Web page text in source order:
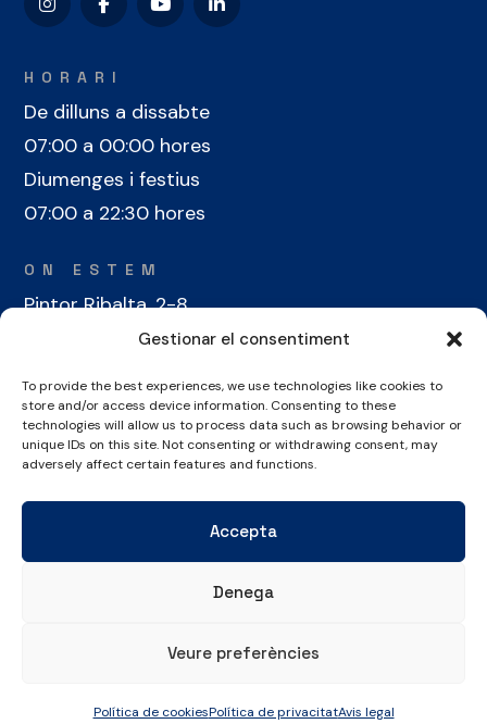
Gestionar el consentiment
To provide the best experiences, we use technologies like cookies to
store and/or access device information. Consenting to these
technologies will allow us to process data such as browsing behavior or
unique IDs on this site. Not consenting or withdrawing consent, may
adversely affect certain features and functions.
Accepta
Denega
Veure preferències
Política de cookiesPolítica de privacitatAvis legal
HORARI
De dilluns a dissabte
07:00 a 00:00 hores
Diumenges i festius
07:00 a 22:30 hores
ON ESTEM
Pintor Ribalta, 2-8
08028 Barcelona
CONTACTE
+34 934 486 350
cel@laieta.cat